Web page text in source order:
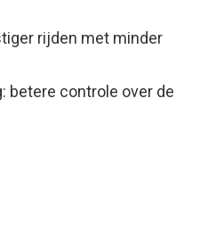
rijden met minder
betere controle over de